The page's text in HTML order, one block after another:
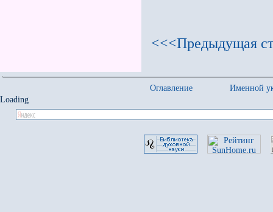
<<<Предыдущая
Оглавление
Именной
Loading